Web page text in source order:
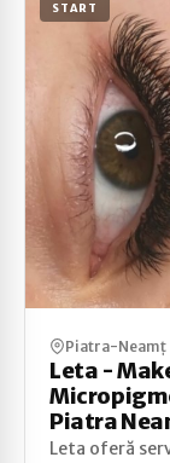
START
Piatra-Neamț
Leta -
Piatra
Leta oferă